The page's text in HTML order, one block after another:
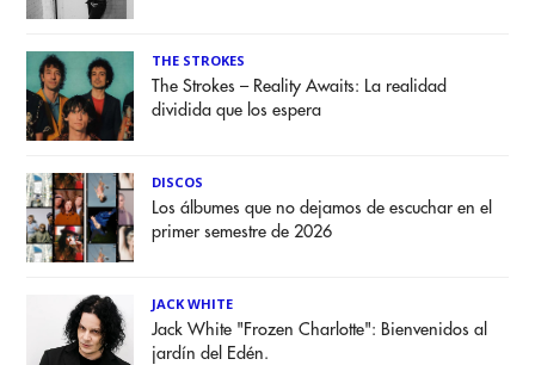
THE STROKES
The Strokes – Reality Awaits: La realidad
dividida que los espera
DISCOS
Los álbumes que no dejamos de escuchar en el
primer semestre de 2026
JACK WHITE
Jack White "Frozen Charlotte": Bienvenidos al
jardín del Edén.